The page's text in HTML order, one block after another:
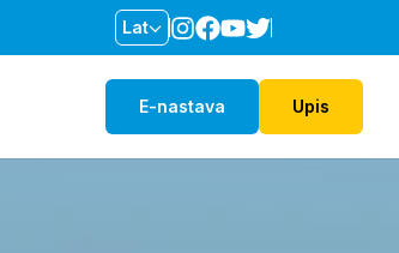
Lat
E-nastava Upis